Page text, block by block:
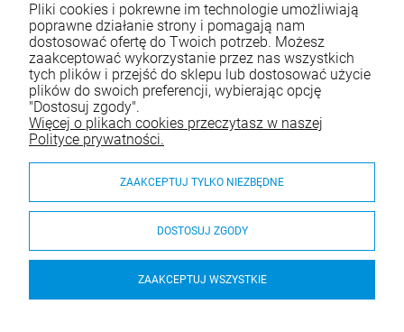
NIP: 9492236947
Tel.:
795-760-030
E-mail: sklep@itali.pl
Pomoc
Moje konto
Płatności i dostawa
Pliki cookies i pokrewne im technologie umożliwiają
poprawne działanie strony i pomagają nam
dostosować ofertę do Twoich potrzeb. Możesz
zaakceptować wykorzystanie przez nas wszystkich
tych plików i przejść do sklepu lub dostosować użycie
plików do swoich preferencji, wybierając opcję
"Dostosuj zgody".
Więcej o plikach cookies przeczytasz w naszej
Polityce prywatności.
ZAAKCEPTUJ TYLKO NIEZBĘDNE
DOSTOSUJ ZGODY
ZAAKCEPTUJ WSZYSTKIE